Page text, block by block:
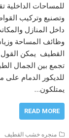
للمساحات الداخلية
وتصنيع وتركيب
داخل المنازل
وظائف المساحة
القطيف يمكن القول
تجمع بين الجمال
للديكور الدمام
يمتلكون…
READ MORE
منجره خشب القطيف